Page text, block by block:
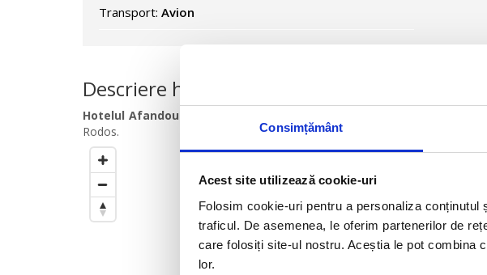
Consimțământ
Acest site utilizează cookie-uri
Folosim cookie-uri pentru a personaliza
traficul. De asemenea, le oferim partenerilor de
care folosiți site-ul nostru. Aceștia le pot combina
lor.
Transport: Avion
Descriere hotel
Hotelul Afandou Blu 3*
Rodos.
Trageti de el pentru a modifica distanta